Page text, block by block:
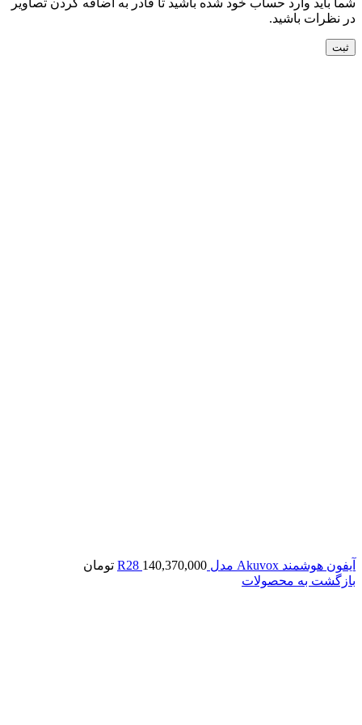
شما باید وارد حساب خود شده باشید تا قادر به اضافه کردن تصاویر
در نظرات باشید.
آیفون هوشمند Akuvox مدل R28 140,370,000
تومان
بازگشت به محصولات